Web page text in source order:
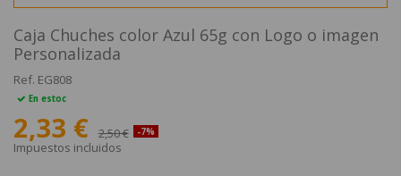
Caja Chuches color Azul 65g con Logo o imagen
Personalizada
Ref. EG808
En estoc
2,33 € 2,50 € -7%
Impuestos incluidos